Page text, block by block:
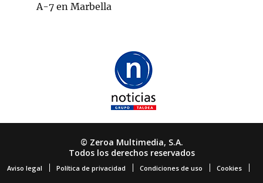
A-7 en Marbella
© Zeroa Multimedia, S.A.
Todos los derechos reservados
Aviso legal Política de privacidad Condiciones de uso Cookies